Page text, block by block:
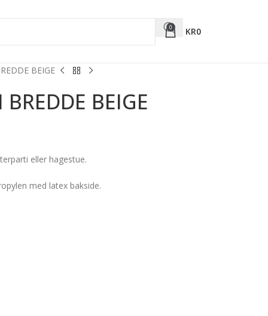
0 KR0
BEIGE
BEIGE
eller hagestue.
med latex bakside.